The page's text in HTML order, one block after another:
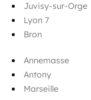
Juvisy-sur-Orge
Lyon 7
Bron
Annemasse
Antony
Marseille